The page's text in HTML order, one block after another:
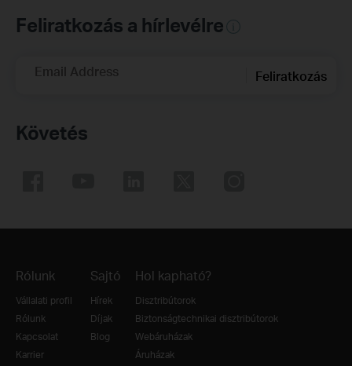
Feliratkozás a hírlevélre
Email Address Feliratkozás
Követés
Rólunk
Vállalati profil
Rólunk
Kapcsolat
Karrier
Sajtó
Hírek
Díjak
Blog
Hol kapható?
Disztribútorok
Biztonságtechnikai disztribútorok
Webáruházak
Áruházak